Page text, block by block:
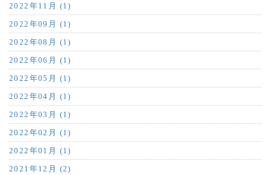
2022年11月 (1)
2022年09月 (1)
2022年08月 (1)
2022年06月 (1)
2022年05月 (1)
2022年04月 (1)
2022年03月 (1)
2022年02月 (1)
2022年01月 (1)
2021年12月 (2)